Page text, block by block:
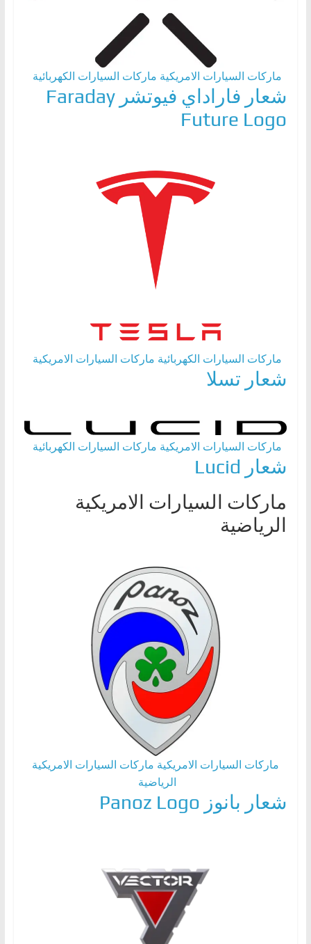
ماركات السيارات الامريكية ماركات السيارات الكهربائية
شعار فاراداي فيوتشر Faraday
Future Logo
ماركات السيارات الكهربائية ماركات السيارات الامريكية
شعار تسلا
ماركات السيارات الامريكية ماركات السيارات الكهربائية
شعار Lucid
ماركات السيارات الامريكية
الرياضية
ماركات السيارات الامريكية ماركات السيارات الامريكية
الرياضية
شعار بانوز Panoz Logo